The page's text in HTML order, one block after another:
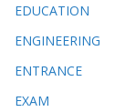
EDUCATION
ENGINEERING
ENTRANCE
EXAM